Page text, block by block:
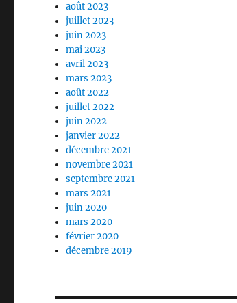
août 2023
juillet 2023
juin 2023
mai 2023
avril 2023
mars 2023
août 2022
juillet 2022
juin 2022
janvier 2022
décembre 2021
novembre 2021
septembre 2021
mars 2021
juin 2020
mars 2020
février 2020
décembre 2019